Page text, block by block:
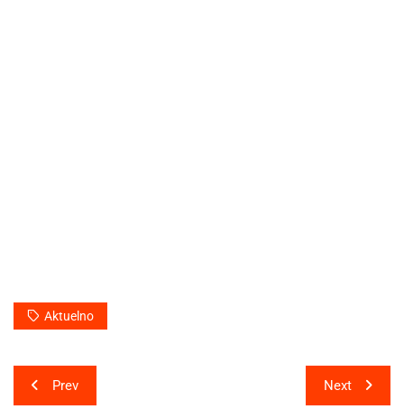
Aktuelno
PostPrev Next